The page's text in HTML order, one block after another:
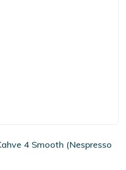
4 Smooth (Nespresso